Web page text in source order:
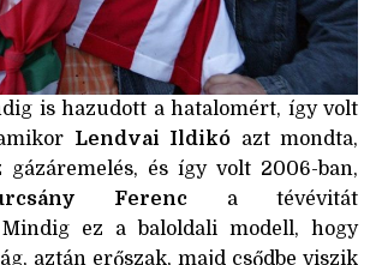
is hazudott a hatalomért, így volt
Lendvai Ildikó azt mondta,
gázáremelés, és így volt 2006-ban,
Ferenc a tévévitát
Mindig ez a baloldali modell, hogy
aztán erőszak, majd csődbe viszik